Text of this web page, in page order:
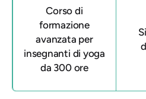
Corso di
formazione
avanzata per
insegnanti di yoga
da 300 ore